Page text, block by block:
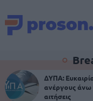
ΔΥΠΑ:
ανέργους άνω
αιτήσεις